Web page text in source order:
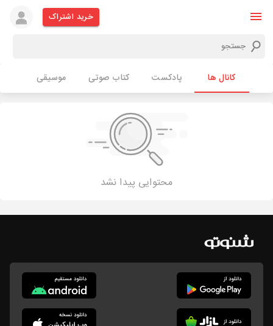
خرید اشتراک
کانال ها پادکست کتاب صوتی موسیقی
محتوایی پیدا نشد